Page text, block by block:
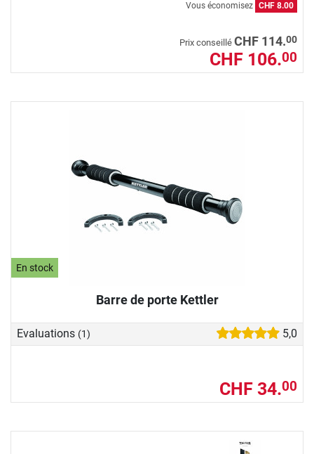
Vous économisez CHF 8.00
Prix conseillé CHF 114.00
CHF 106.00
En stock
Barre de porte Kettler
Evaluations (1) 5,0
CHF 34.00